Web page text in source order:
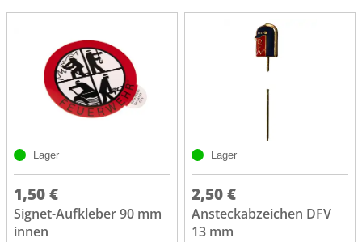
Lager
1,50 €
Signet-Aufkleber 90 mm
innen
Lager
2,50 €
Ansteckabzeichen DFV
13 mm